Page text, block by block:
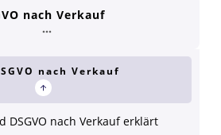
nach Verkauf
nach Verkauf
DSGVO nach Verkauf erklärt